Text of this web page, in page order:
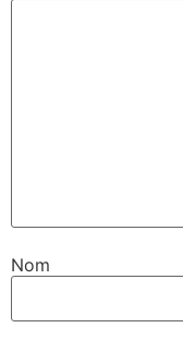
Nom